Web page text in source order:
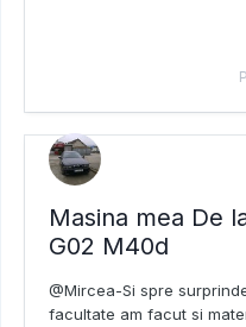
Masina mea De
G02 M40d
@Mircea-Si spre
facultate am facut si